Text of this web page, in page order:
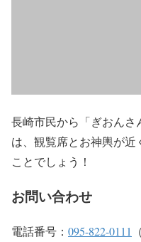
長崎市民から「ぎおん
は、観覧席とお神輿が
ことでしょう！
お問い合わせ
電話番号： 095-822-0111